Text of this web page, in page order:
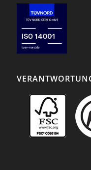
Achten Sie auf
FSC®-